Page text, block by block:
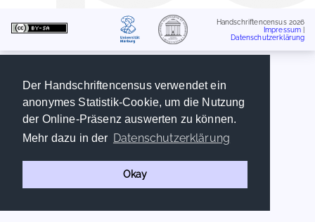
Der Handschriftencensus verwendet ein
anonymes Statistik-Cookie, um die Nutzung
der Online-Präsenz auswerten zu können.
Mehr dazu in der Datenschutzerklärung
Okay
Handschriftencensus 2026
Impressum
Datenschutzerklärung